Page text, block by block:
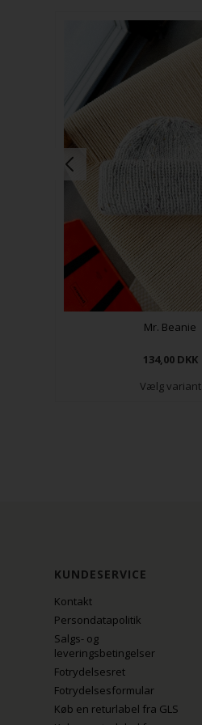
Mr. Beanie
134,00 DKK
Vælg variant
KUNDESERVICE
Kontakt
Persondatapolitik
Salgs- og
leveringsbetingelser
Fotrydelsesret
Fotrydelsesformular
Køb en returlabel fra GLS